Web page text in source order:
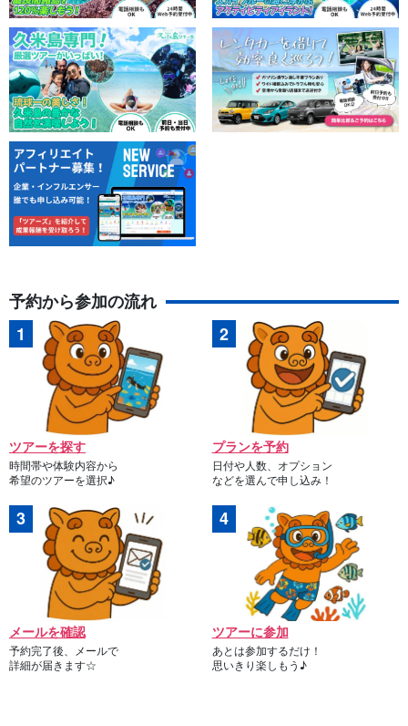
⬇︎関連プランはこちら
【那覇・北谷発/北部観光】観光バスツアー（Dコー
ス）★熱帯ドリームセンター→古宇利島→御菓子御殿
→万座毛→アメリカンビレッジ《当サイト限定特典：
沖縄のお菓子付き》（No.181）
開始時間：8:35 / 9:05 / 9:45
※乗車場所により変動
所要時間：約11時間
6,980円
予約から参加の流れ
ツアーを探す
時間帯や体験内容から
希望のツアーを選択♪
プランを予約
日付や人数、オプション
などを選んで申し込み！
メールを確認
予約完了後、メールで
詳細が届きます☆
ツアーに参加
あとは参加するだけ！
思いきり楽しもう♪